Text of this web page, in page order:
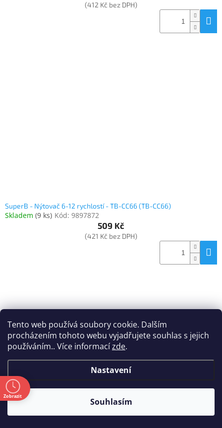
Tento web používá soubory cookie. Dalším
procházením tohoto webu vyjadřujete souhlas s jejich
používáním.. Více informacízde.
Nastavení
Souhlasím
(412 Kč bez DPH)
SuperB - Nýtovač 6-12 rychlostí - TB-CC66 (TB-CC66)
Skladem (9 ks) Kód: 9897872
509 Kč
(421 Kč bez DPH)
Zobrazit